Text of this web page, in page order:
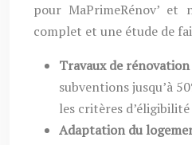
pour MaPrimeRénov’ et
complet et une étude de
Travaux de
subventions jusqu’à
les critères d’éligibilité
Adaptation du